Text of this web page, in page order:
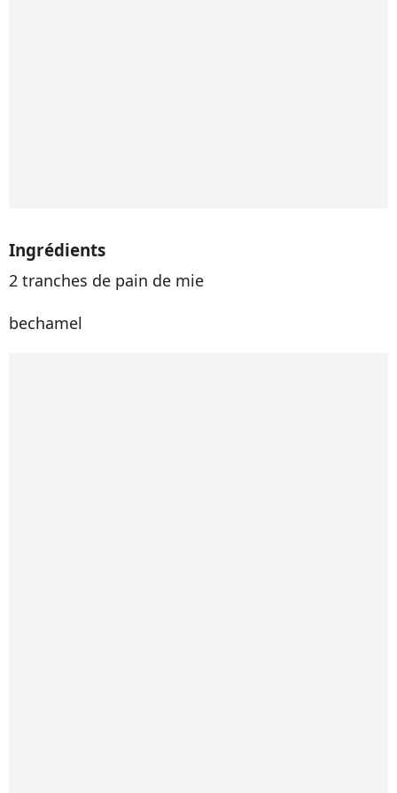
Ingrédients
2 tranches de pain de mie
bechamel